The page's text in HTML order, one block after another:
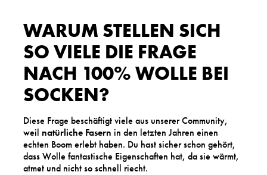
WARUM STELLEN SICH
SO VIELE DIE FRAGE
NACH 100% WOLLE BEI
SOCKEN?
Diese Frage beschäftigt viele aus unserer Community,
weil natürliche Fasern in den letzten Jahren einen
echten Boom erlebt haben. Du hast sicher schon gehört,
dass Wolle fantastische Eigenschaften hat, da sie wärmt,
atmet und nicht so schnell riecht.